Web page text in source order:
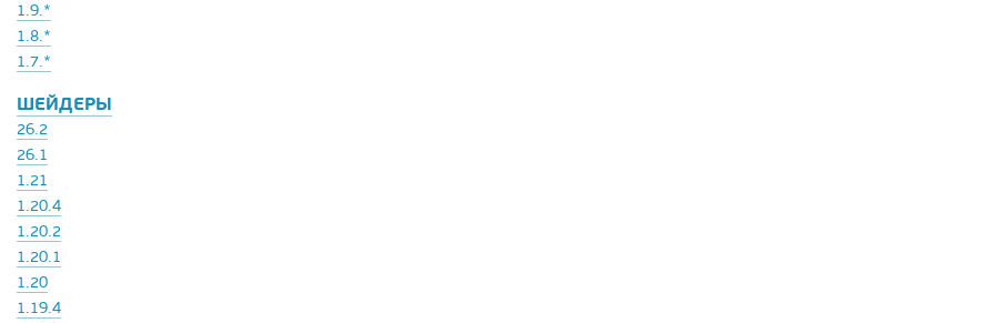
1.9.*
1.8.*
1.7.*
ШЕЙДЕРЫ
26.2
26.1
1.21
1.20.4
1.20.2
1.20.1
1.20
1.19.4